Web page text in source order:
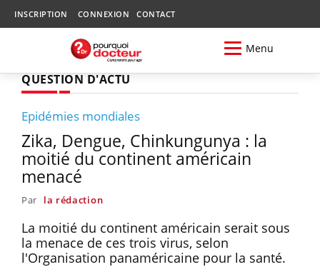
INSCRIPTION CONNEXION CONTACT
Menu
QUESTION D'ACTU
Epidémies mondiales
Zika, Dengue, Chinkungunya : la
moitié du continent américain
menacé
Par la rédaction
La moitié du continent américain serait sous
la menace de ces trois virus, selon
l'Organisation panaméricaine pour la santé.